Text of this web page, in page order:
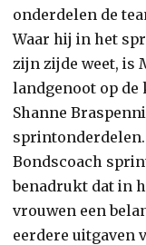
onderdelen de
Waar hij in het
zijn zijde weet, is
landgenoot op
Shanne
sprintonderdelen.
Bondscoach
benadrukt dat in
vrouwen een
eerdere uitgaven